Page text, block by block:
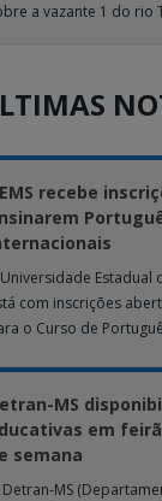
a vazante 1 do rio
recebe
Estadual
com inscrições
o Curso de
MS
em
semana
Detran-MS